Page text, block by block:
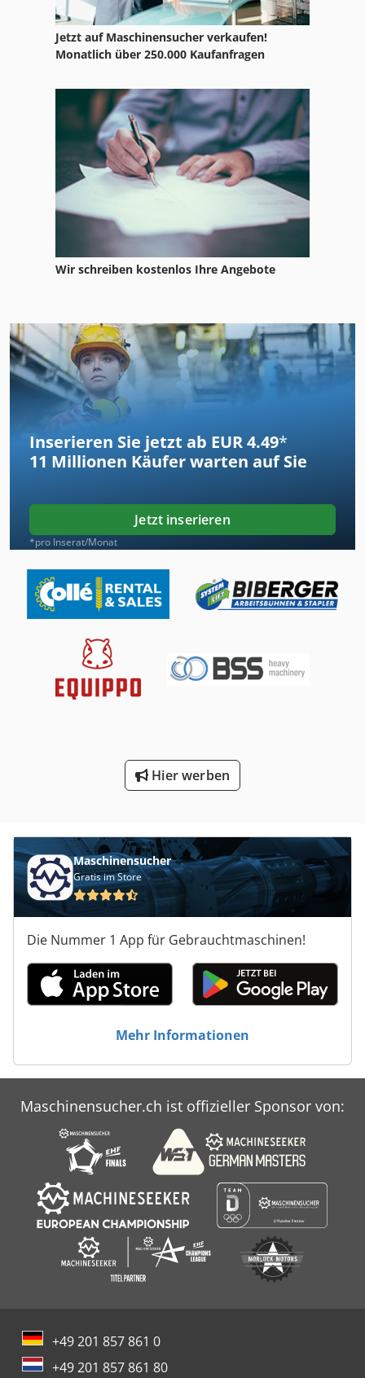
Jetzt auf Maschinensucher verkaufen!
Monatlich über 250.000 Kaufanfragen
Wir schreiben kostenlos Ihre Angebote
Inserieren Sie jetzt ab EUR 4.49*
11 Millionen Käufer warten auf Sie
Jetzt inserieren
*pro Inserat/Monat
Hier werben
Maschinensucher
Gratis im Store
Die Nummer 1 App für Gebrauchtmaschinen!
Mehr Informationen
Maschinensucher.ch ist offizieller Sponsor von:
+49 201 857 861 0
+49 201 857 861 80